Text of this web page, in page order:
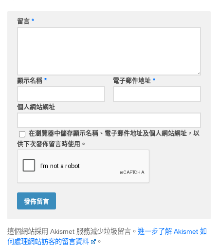
留言 *
顯示名稱 * 電子郵件地址 *
個人網站網址
在瀏覽器中儲存顯示名稱、電子郵件地址及個人網站網址，以
供下次發佈留言時使用。
這個網站採用 Akismet 服務減少垃圾留言。 進一步了解 Akismet 如
何處理網站訪客的留言資料
。